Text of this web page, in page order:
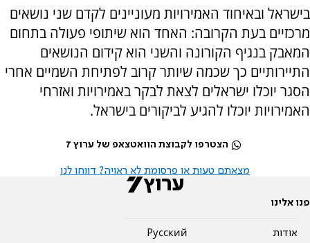
בישראל ובאיחוד האמירויות מעוניינים לקדם שני נושאים
מרכזיים בעת הקרובה: האחד הוא שיתופי פעולה בתחום
המאבק בנגיף הקורונה והשני הוא קידום הנושאים
התיירותיים כך שכמה שיותר קרוב לפתיחת השמיים אחרי
הסגר יוכלו ישראלים לצאת לבקר באמירויות ואזרחי
האמירויות יוכלו להגיע לביקורים בישראל.
הצטרפו לקבוצת הוואטצאפ של ערוץ 7
מצאתם טעות או פרסומת לא ראויה? דווחו לנו
פנו אלינו
אודות
Pусский